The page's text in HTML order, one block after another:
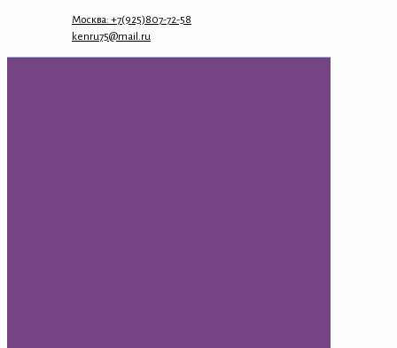
Москва: +7(925)807-72-58
kenru75@mail.ru